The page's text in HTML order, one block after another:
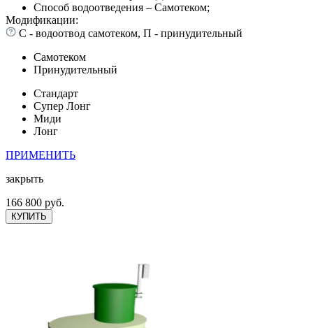
Способ водоотведения – Самотеком;
Модификации:
С - водоотвод самотеком, П - принудительный
Самотеком
Принудительный
Стандарт
Супер Лонг
Миди
Лонг
ПРИМЕНИТЬ
закрыть
166 800 руб.
КУПИТЬ